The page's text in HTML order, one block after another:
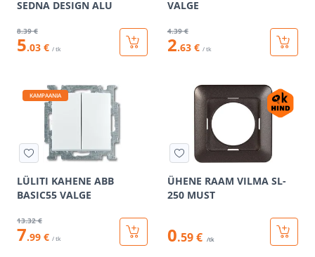
SEDNA DESIGN ALU
8.39 €
5.03 € / tk
VALGE
4.39 €
2.63 € / tk
KAMPAANIA
LÜLITI KAHENE ABB
BASIC55 VALGE
13.32 €
7.99 € / tk
ÜHENE RAAM VILMA SL-
250 MUST
0.59 € /tk